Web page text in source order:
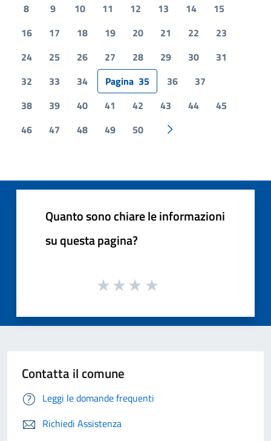
8
9 10 11 12 13 14
15
16
17 18 19 20 21 22
23
24
25 26 27 28 29 30
31
32
33 34 Pagina 35 36
37
38
39 40 41 42 43 44
45
46
47 48 49 50 Pagina successiva
Quanto sono chiare le informazioni
su questa pagina?
Contatta il comune
Leggi le domande frequenti
Richiedi Assistenza